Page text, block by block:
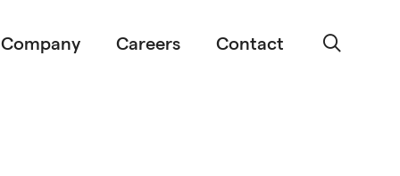
Company Careers Contact